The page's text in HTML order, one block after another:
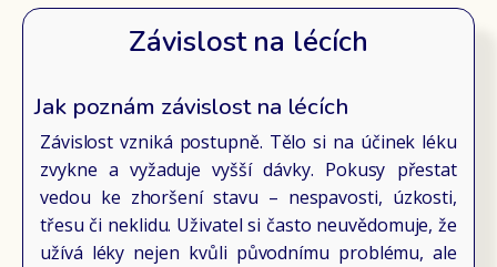
Závislost na lécích
Jak poznám závislost na lécích
Závislost vzniká postupně. Tělo si na účinek léku
zvykne a vyžaduje vyšší dávky. Pokusy přestat
vedou ke zhoršení stavu – nespavosti, úzkosti,
třesu či neklidu. Uživatel si často neuvědomuje, že
užívá léky nejen kvůli původnímu problému, ale